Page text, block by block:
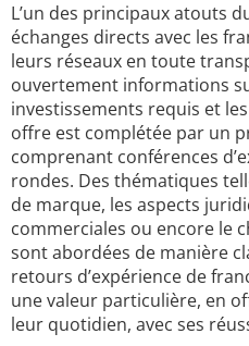
L’un des principaux atouts
échanges directs avec les
leurs réseaux en toute
ouvertement informations
investissements requis et
offre est complétée par un
comprenant conférences
rondes. Des thématiques
de marque, les aspects
commerciales ou encore le
sont abordées de manière
retours d’expérience de
une valeur particulière, en
leur quotidien, avec ses